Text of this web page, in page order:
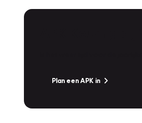
Plan een APK in